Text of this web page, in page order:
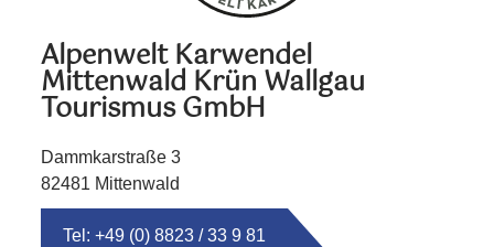
Alpenwelt Karwendel
Mittenwald Krün Wallgau
Tourismus GmbH
Dammkarstraße 3
82481 Mittenwald
Tel: +49 (0) 8823 / 33 9 81